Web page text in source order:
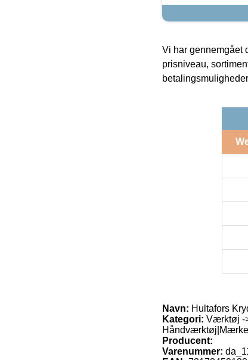
Vi har gennemgået
prisniveau,
Navn: Hultafors
Kategori: Værktøj -
Producent:
Varenummer: